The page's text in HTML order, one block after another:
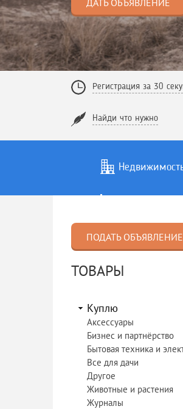
ДАТЬ ОБЪЯВЛЕНИЕ
Регистрация за 30
Найди что нужно
ПОДАТЬ ОБЪЯВЛЕНИЕ
ТОВАРЫ
Куплю
Аксессуары
Бизнес и партнёрство
Бытовая техника и
Все для дачи
Другое
Животные и растения
Журналы